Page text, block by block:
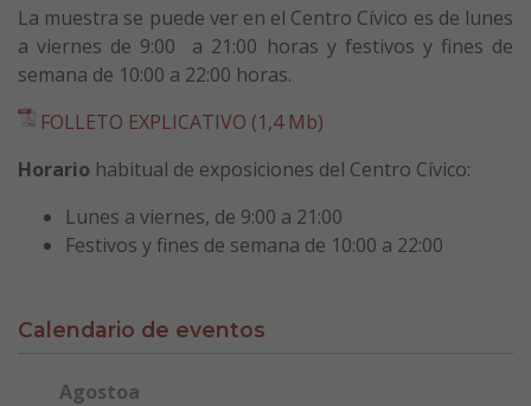
La muestra se puede ver en el Centro Cívico es de lunes
a viernes de 9:00 a 21:00 horas y festivos y fines de
semana de 10:00 a 22:00 horas.
FOLLETO EXPLICATIVO (1,4 Mb)
Horario habitual de exposiciones del Centro Cívico:
Lunes a viernes, de 9:00 a 21:00
Festivos y fines de semana de 10:00 a 22:00
Calendario de eventos
Agostoa